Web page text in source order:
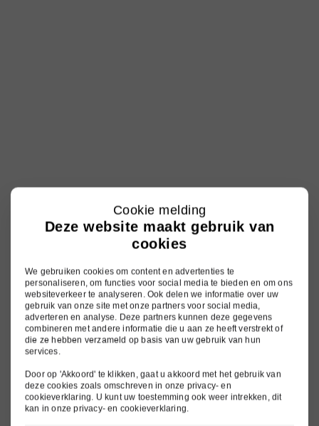
Cookie melding
Deze website maakt gebruik van
cookies
We gebruiken cookies om content en advertenties te
personaliseren, om functies voor social media te bieden en om ons
websiteverkeer te analyseren. Ook delen we informatie over uw
gebruik van onze site met onze partners voor social media,
adverteren en analyse. Deze partners kunnen deze gegevens
combineren met andere informatie die u aan ze heeft verstrekt of
die ze hebben verzameld op basis van uw gebruik van hun
services.
Door op 'Akkoord' te klikken, gaat u akkoord met het gebruik van
deze cookies zoals omschreven in onze privacy- en
cookieverklaring. U kunt uw toestemming ook weer intrekken, dit
kan in onzeprivacy- en cookieverklaring.